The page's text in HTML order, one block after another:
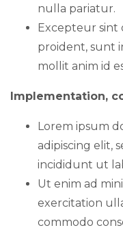
nulla pariatur.
Excepteur sint
proident, sunt
mollit anim id
Implementation,
Lorem ipsum
adipiscing elit,
incididunt ut
Ut enim ad
exercitation
commodo